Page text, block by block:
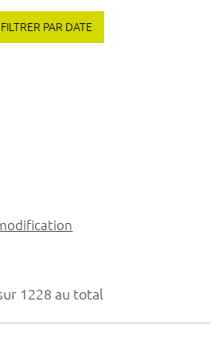
1228 au total
FILTRER PAR DATE